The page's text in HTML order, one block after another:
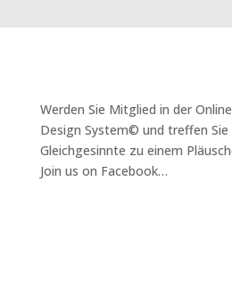
Werden Sie Mitglied in der
Design System© und treffen Sie
Gleichgesinnte zu einem
Join us on Facebook…